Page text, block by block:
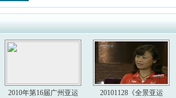
2010年第16届广州亚运
20101128《全景亚运